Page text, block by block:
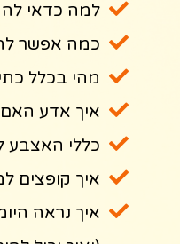
למה כדאי
כמה אפשר
מהי בכלל
איך אדע
כללי האצבע
איך קופצים
איך נראה